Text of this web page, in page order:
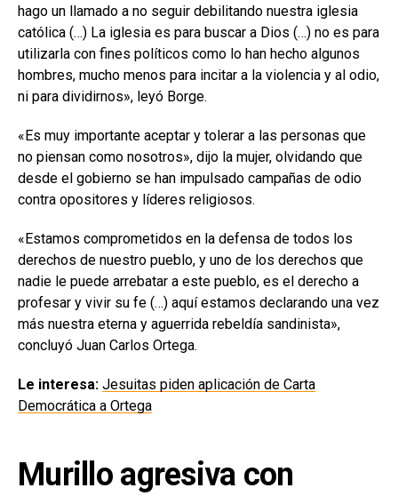
hago un llamado a no seguir debilitando nuestra iglesia
católica (…) La iglesia es para buscar a Dios (…) no es para
utilizarla con fines políticos como lo han hecho algunos
hombres, mucho menos para incitar a la violencia y al odio,
ni para dividirnos», leyó Borge.
«Es muy importante aceptar y tolerar a las personas que
no piensan como nosotros», dijo la mujer, olvidando que
desde el gobierno se han impulsado campañas de odio
contra opositores y líderes religiosos.
«Estamos comprometidos en la defensa de todos los
derechos de nuestro pueblo, y uno de los derechos que
nadie le puede arrebatar a este pueblo, es el derecho a
profesar y vivir su fe (…) aquí estamos declarando una vez
más nuestra eterna y aguerrida rebeldía sandinista»,
concluyó Juan Carlos Ortega.
Le interesa: Jesuitas piden aplicación de Carta
Democrática a Ortega
Murillo agresiva con